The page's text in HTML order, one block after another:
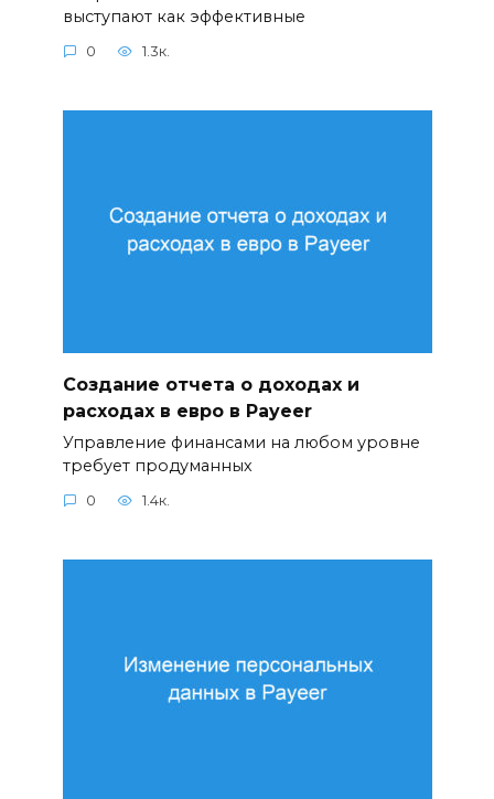
выступают как эффективные
0 1.3к.
Создание отчета о доходах и
расходах в евро в Payeer
Управление финансами на любом уровне
требует продуманных
0 1.4к.